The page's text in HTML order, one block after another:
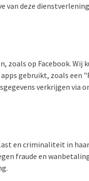
van deze
zoals op Facebook. Wij
gebruikt, zoals een
verkrijgen via
en criminaliteit in
fraude en